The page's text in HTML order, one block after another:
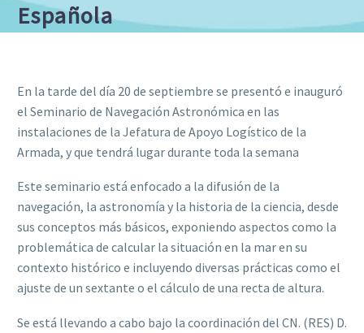
Española
En la tarde del día 20 de septiembre se presentó e inauguró
el Seminario de Navegación Astronómica en las
instalaciones de la Jefatura de Apoyo Logístico de la
Armada, y que tendrá lugar durante toda la semana
Este seminario está enfocado a la difusión de la
navegación, la astronomía y la historia de la ciencia, desde
sus conceptos más básicos, exponiendo aspectos como la
problemática de calcular la situación en la mar en su
contexto histórico e incluyendo diversas prácticas como el
ajuste de un sextante o el cálculo de una recta de altura.
Se está llevando a cabo bajo la coordinación del CN. (RES) D.